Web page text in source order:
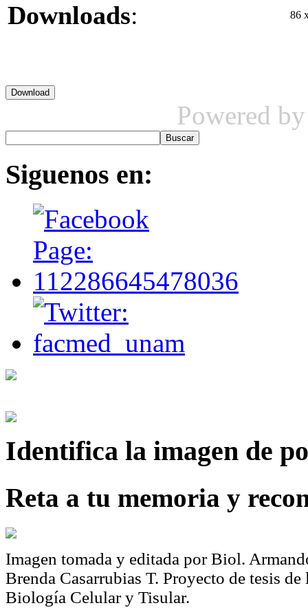
Downloads: 86
Powered
Siguenos en:
Identifica la imagen de
Reta a tu memoria y
Imagen tomada y editada por Biol.
Brenda Casarrubias T. Proyecto de tesis
Biología Celular y Tisular.